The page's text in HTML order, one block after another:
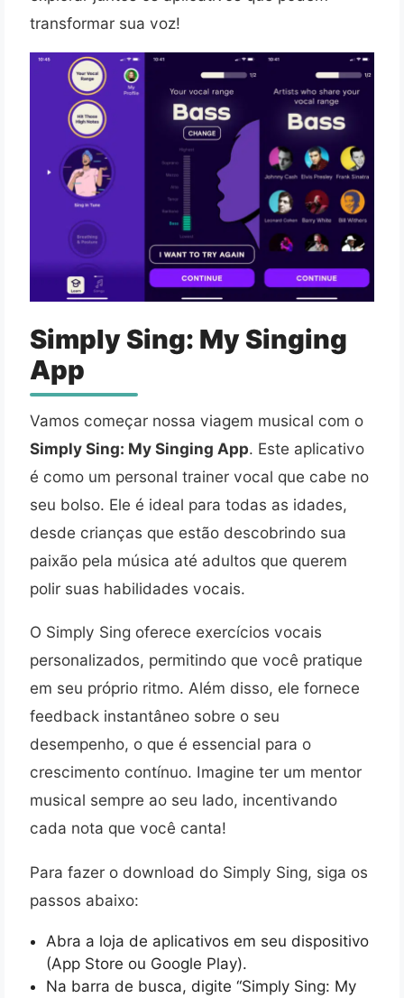
transformar sua voz!
Simply Sing: My Singing
App
Vamos começar nossa viagem musical com o
Simply Sing: My Singing App. Este aplicativo
é como um personal trainer vocal que cabe no
seu bolso. Ele é ideal para todas as idades,
desde crianças que estão descobrindo sua
paixão pela música até adultos que querem
polir suas habilidades vocais.
O Simply Sing oferece exercícios vocais
personalizados, permitindo que você pratique
em seu próprio ritmo. Além disso, ele fornece
feedback instantâneo sobre o seu
desempenho, o que é essencial para o
crescimento contínuo. Imagine ter um mentor
musical sempre ao seu lado, incentivando
cada nota que você canta!
Para fazer o download do Simply Sing, siga os
passos abaixo:
Abra a loja de aplicativos em seu dispositivo
(App Store ou Google Play).
Na barra de busca, digite “Simply Sing: My